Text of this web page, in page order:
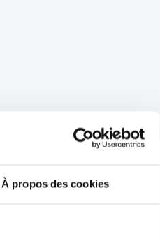
À propos des cookies